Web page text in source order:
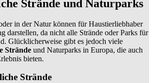
Strände und Naturparks
in der Natur können für Haustierliebhaber
darstellen, da nicht alle Strände oder Parks für
Glücklicherweise gibt es jedoch viele
Strände und Naturparks in Europa, die auch
bieten.
Strände